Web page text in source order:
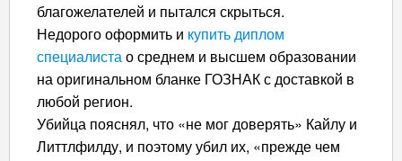
благожелателей и пытался скрыться.
Недорого оформить и купить диплом
специалистао среднем и высшем образовании
на оригинальном бланке ГОЗНАК с доставкой в
любой регион.
Убийца пояснял, что «не мог доверять» Кайлу и
Литтлфилду, и поэтому убил их, «прежде чем